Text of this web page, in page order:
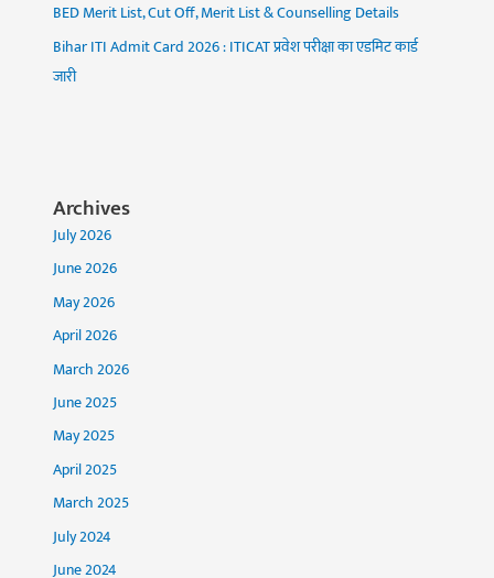
BED Merit List, Cut Off, Merit List & Counselling Details
Bihar ITI Admit Card 2026 : ITICAT प्रवेश परीक्षा का एडमिट कार्ड
जारी
Archives
July 2026
June 2026
May 2026
April 2026
March 2026
June 2025
May 2025
April 2025
March 2025
July 2024
June 2024